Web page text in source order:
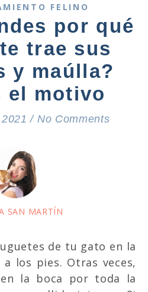
FELINO
por qué
trae sus
y maúlla?
el motivo
/ No Comments
SAN MARTÍN
los pies. Otras veces,
la boca por toda la